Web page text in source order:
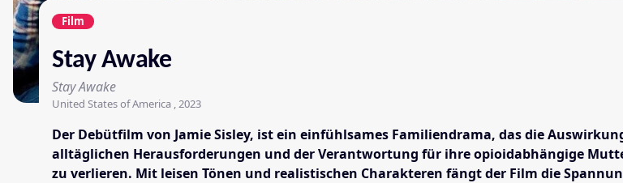
Film
Stay Awake
Stay Awake
United States of America , 2023
Der Debütfilm von Jamie Sisley, ist ein einfühlsames Familiendrama, das die
alltäglichen Herausforderungen und der Verantwortung für ihre opioidabhängige
zu verlieren. Mit leisen Tönen und realistischen Charakteren fängt der Film die